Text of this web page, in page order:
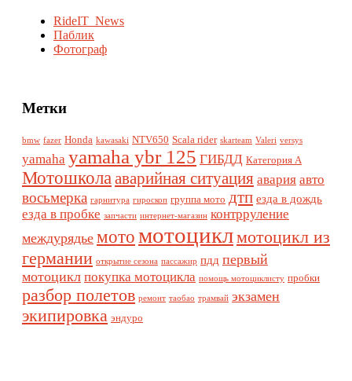
RideIT_News
Паблик
Фотограф
Метки
bmw fazer Honda kawasaki NTV650 Scala rider skarteam Valeri versys
yamaha yamaha ybr 125 ГИБДД Категория А
Мотошкола аварийная ситуация авария авто
восьмерка гарнитура гироскоп группа мото дтп езда в дождь
езда в пробке запчасти интернет-магазин контрруление
междурядье мото мотоциклмотоцикл из
германии открытие сезона пассажир пдд первый
мотоцикл покупка мотоцикла помощь мотоциклисту пробки
разбор полетов ремонт таобао трамвай экзамен
экипировка эндуро